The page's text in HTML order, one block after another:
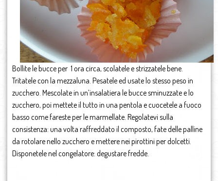
Bollite le bucce per 1 ora circa, scolatele e strizzatele bene.
Tritatele con la mezzaluna. Pesatele ed usate lo stesso peso in
zucchero. Mescolate in un’insalatiera le bucce sminuzzate e lo
zucchero, poi mettete il tutto in una pentola e cuocetele a fuoco
basso come fareste per le marmellate. Regolatevi sulla
consistenza: una volta raffreddato il composto, fate delle palline
da rotolare nello zucchero e mettere nei pirottini per dolcetti.
Disponetele nel congelatore: degustare fredde.